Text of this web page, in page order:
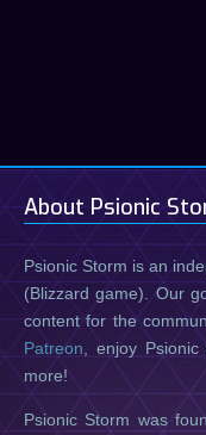
About Psionic
Psionic Storm is an
(Blizzard game). Our
content for the
Patreon , enjoy
more!
Psionic Storm was